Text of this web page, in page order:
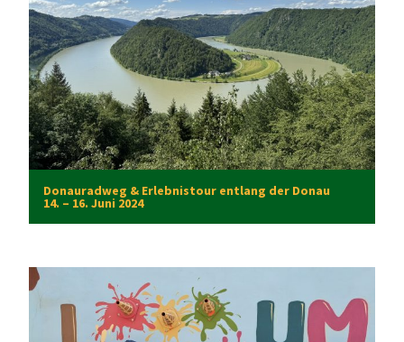
Donauradweg & Erlebnistour entlang der Donau
14. – 16. Juni 2024